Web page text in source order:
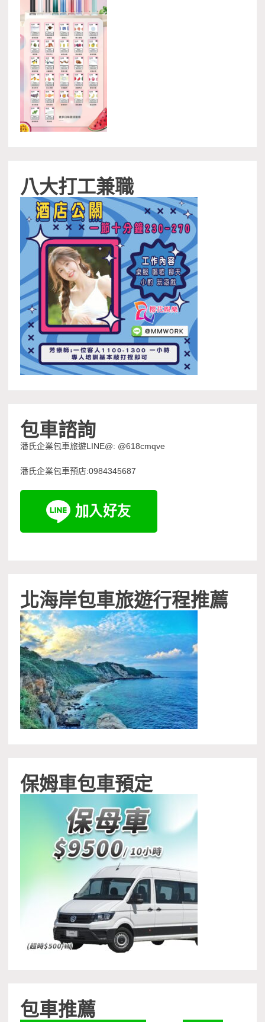
八大打工兼職
包車諮詢
潘氏企業包車旅遊LINE@: @618cmqve
潘氏企業包車預店:0984345687
北海岸包車旅遊行程推薦
保姆車包車預定
包車推薦